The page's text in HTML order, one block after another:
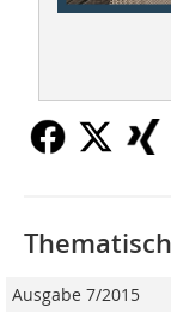
Ausgabe 7/2015